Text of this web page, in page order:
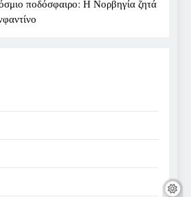
ποδόσφαιρο: Η Νορβηγία ζητά